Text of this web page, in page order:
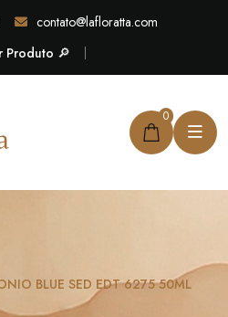
contato@lafloratta.com
Produto 🔎
0
BLUE SED EDT 6275 50ML